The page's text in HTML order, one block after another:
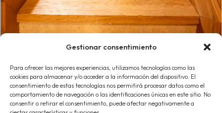
Gestionar consentimiento
Para ofrecer las mejores experiencias, utilizamos tecnologías como las
cookies para almacenar y/o acceder a la información del dispositivo. El
consentimiento de estas tecnologías nos permitirá procesar datos como el
comportamiento de navegación o las identificaciones únicas en este sitio. No
consentir o retirar el consentimiento, puede afectar negativamente a